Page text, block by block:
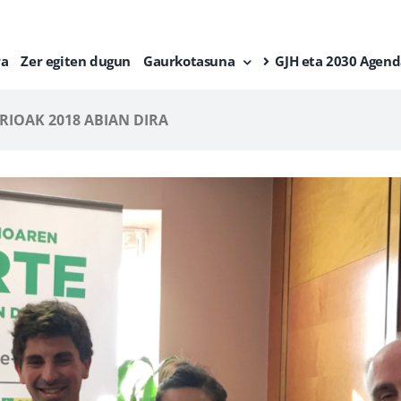
Zer egiten dugun Gaurkotasuna GJH eta 2030
2018 ABIAN DIRA